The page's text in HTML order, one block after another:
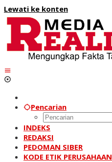
Lewati ke konten
Pencarian
INDEKS
REDAKSI
PEDOMAN SIBER
KODE ETIK PERUSAHAAN